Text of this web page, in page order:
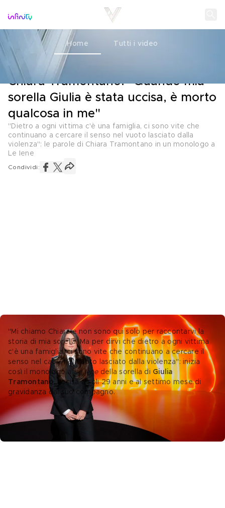
Home Tutti i video
LE PAROLE
Chiara Tramontano: "Quando mia
sorella Giulia è stata uccisa, è morto
qualcosa in me"
"Dietro a ogni vittima c'è una famiglia, ci sono vite che
continuano a cercare il senso nel vuoto lasciato dalla
violenza": le parole di Chiara Tramontano in un monologo a
Le Iene
Condividi:
"Mi chiamo Chiara e non sono qui solo per raccontarvi la
storia di mia sorella. Ma per dirvi che dietro a ogni vittima
c'è una famiglia, ci sono vite che continuano a cercare il
senso nel caos, nel vuoto lasciato dalla violenza": inizia
così il monologo a Le Iene della sorella di Giulia
Tramontano, uccisa a soli 29 anni e al settimo mese di
gravidanza dal suo compagno.